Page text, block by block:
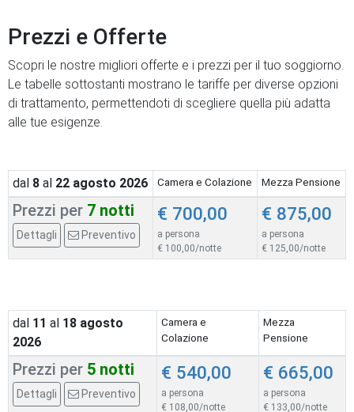
Prezzi e Offerte
Scopri le nostre migliori offerte e i prezzi per il tuo soggiorno.
Le tabelle sottostanti mostrano le tariffe per diverse opzioni
di trattamento, permettendoti di scegliere quella più adatta
alle tue esigenze.
dal 8al 22agosto 2026 Camera e Colazione Mezza Pensione
Prezzi per 7 notti
Dettagli Preventivo
€ 700,00
a persona
€ 100,00/notte
€ 875,00
a persona
€ 125,00/notte
dal 11 al 18agosto
2026
Camera e
Colazione
Mezza
Pensione
Prezzi per 5 notti
Dettagli Preventivo
€ 540,00
a persona
€ 108,00/notte
€ 665,00
a persona
€ 133,00/notte